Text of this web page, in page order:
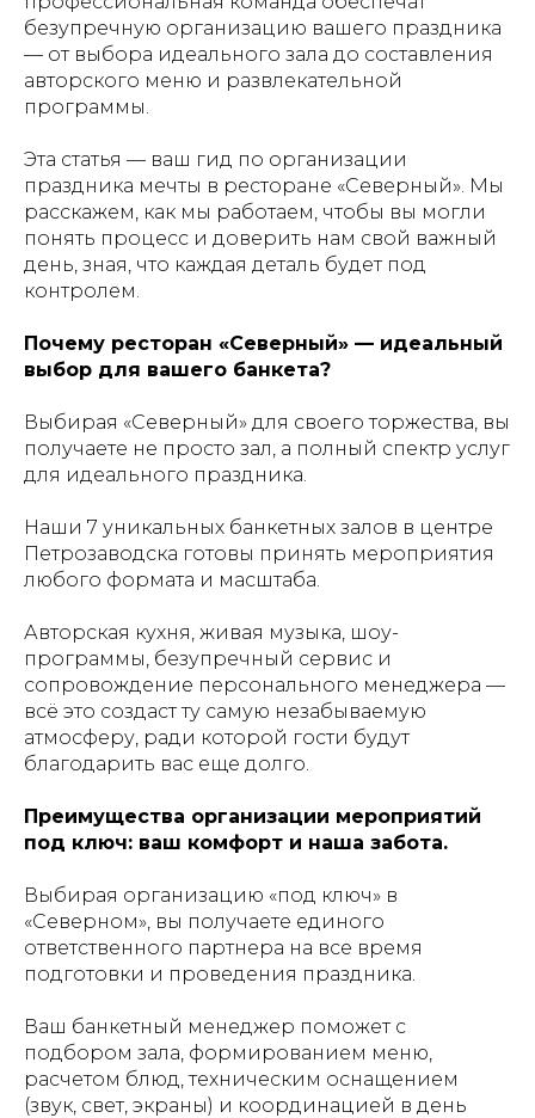
безупречную организацию вашего праздника
— от выбора идеального зала до составления
авторского меню и развлекательной
программы.
Эта статья — ваш гид по организации
праздника мечты в ресторане «Северный». Мы
расскажем, как мы работаем, чтобы вы могли
понять процесс и доверить нам свой важный
день, зная, что каждая деталь будет под
контролем.
Почему ресторан «Северный» — идеальный
выбор для вашего банкета?
Выбирая «Северный» для своего торжества, вы
получаете не просто зал, а полный спектр услуг
для идеального праздника.
Наши 7 уникальных банкетных залов в центре
Петрозаводска готовы принять мероприятия
любого формата и масштаба.
Авторская кухня, живая музыка, шоу-
программы, безупречный сервис и
сопровождение персонального менеджера —
всё это создаст ту самую незабываемую
атмосферу, ради которой гости будут
благодарить вас еще долго.
Преимущества организации мероприятий
под ключ: ваш комфорт и наша забота.
Выбирая организацию «под ключ» в
«Северном», вы получаете единого
ответственного партнера на все время
подготовки и проведения праздника.
Ваш банкетный менеджер поможет с
подбором зала, формированием меню,
расчетом блюд, техническим оснащением
(звук, свет, экраны) и координацией в день